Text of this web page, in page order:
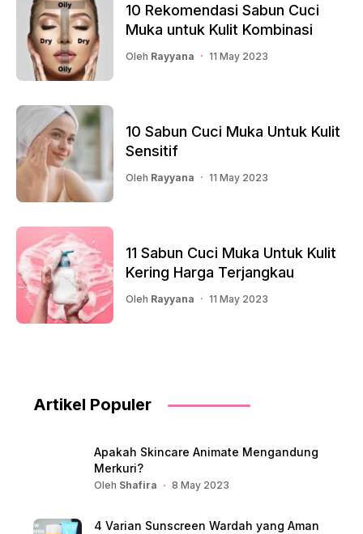
10 Rekomendasi Sabun Cuci
Muka untuk Kulit Kombinasi
Oleh Rayyana 11 May 2023
10 Sabun Cuci Muka Untuk Kulit
Sensitif
Oleh Rayyana 11 May 2023
11 Sabun Cuci Muka Untuk Kulit
Kering Harga Terjangkau
Oleh Rayyana 11 May 2023
Artikel Populer
Apakah Skincare Animate Mengandung
Merkuri?
Oleh Shafira 8 May 2023
4 Varian Sunscreen Wardah yang Aman